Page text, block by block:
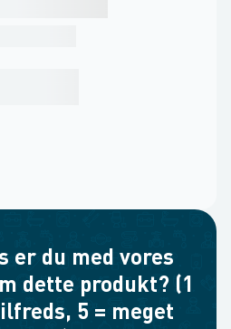
er du med vores
dette produkt? (1
5 = meget